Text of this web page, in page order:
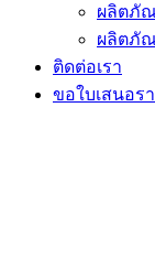
ผลิตภั
ผลิตภั
ติดต่อเรา
ขอใบเสนอร